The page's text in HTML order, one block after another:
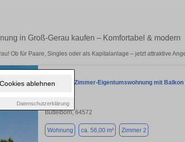
ablehnen
Datenschutzerklärung
in Groß-Gerau kaufen – Komfortabel & modern
Ob für Paare, Singles oder als Kapitalanlage – jetzt attraktive
Sonnige 2-Zimmer-Eigentumswohnung mit
Büttelborn, 64572
Wohnung ca. 56,00 m² Zimmer 2